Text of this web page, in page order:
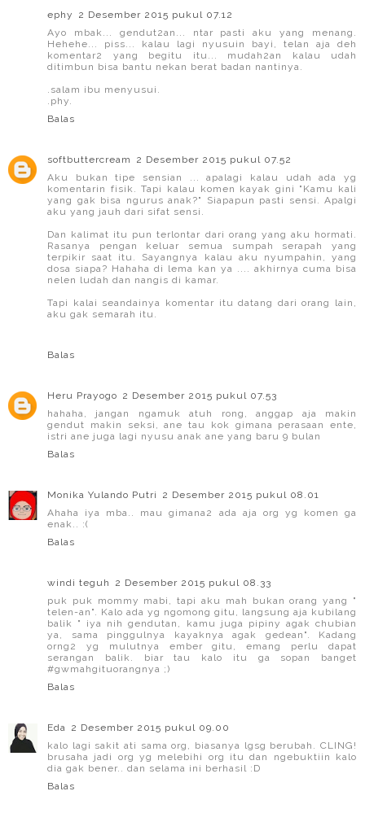
ephy
2 Desember 2015 pukul 07.12
Ayo mbak... gendut2an... ntar pasti aku yang menang.
Hehehe... piss... kalau lagi nyusuin bayi, telan aja deh
komentar2 yang begitu itu... mudah2an kalau udah
ditimbun bisa bantu nekan berat badan nantinya.
.salam ibu menyusui.
.phy.
Balas
softbuttercream
2 Desember 2015 pukul 07.52
Aku bukan tipe sensian ... apalagi kalau udah ada yg
komentarin fisik. Tapi kalau komen kayak gini "Kamu kali
yang gak bisa ngurus anak?" Siapapun pasti sensi. Apalgi
aku yang jauh dari sifat sensi.
Dan kalimat itu pun terlontar dari orang yang aku hormati.
Rasanya pengan keluar semua sumpah serapah yang
terpikir saat itu. Sayangnya kalau aku nyumpahin, yang
dosa siapa? Hahaha di lema kan ya .... akhirnya cuma bisa
nelen ludah dan nangis di kamar.
Tapi kalai seandainya komentar itu datang dari orang lain,
aku gak semarah itu.
Balas
Heru Prayogo 2 Desember 2015 pukul 07.53
hahaha, jangan ngamuk atuh rong, anggap aja makin
gendut makin seksi, ane tau kok gimana perasaan ente,
istri ane juga lagi nyusu anak ane yang baru 9 bulan
Balas
Monika Yulando Putri
2 Desember 2015 pukul 08.01
Ahaha iya mba.. mau gimana2 ada aja org yg komen ga
enak.. :(
Balas
windi teguh
2 Desember 2015 pukul 08.33
puk puk mommy mabi, tapi aku mah bukan orang yang "
telen-an". Kalo ada yg ngomong gitu, langsung aja kubilang
balik " iya nih gendutan, kamu juga pipiny agak chubian
ya, sama pinggulnya kayaknya agak gedean". Kadang
orng2 yg mulutnya ember gitu, emang perlu dapat
serangan balik. biar tau kalo itu ga sopan banget
#gwmahgituorangnya ;)
Balas
Eda 2 Desember 2015 pukul 09.00
kalo lagi sakit ati sama org, biasanya lgsg berubah. CLING!
brusaha jadi org yg melebihi org itu dan ngebuktiin kalo
dia gak bener.. dan selama ini berhasil :D
Balas